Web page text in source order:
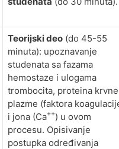
Teorijski deo (do 45-55
minuta): upoznavanje
studenata sa fazama
hemostaze i ulogama
trombocita, proteina krvne
plazme (faktora
i jona (Ca++) u ovom
procesu. Opisivanje
postupka određivanja